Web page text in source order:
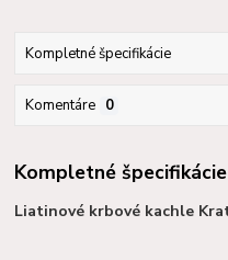
Kompletné špecifikácie
Komentáre 0
Kompletné špecifikácie
Liatinové krbové kachle